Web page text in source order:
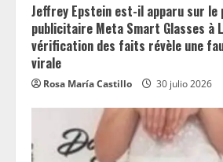
Jeffrey Epstein est-il apparu sur le
publicitaire Meta Smart Glasses à
vérification des faits révèle une
virale
Rosa María Castillo 30 julio 2026